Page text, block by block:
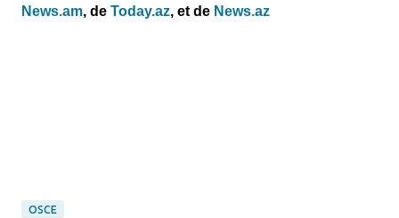
News.am, de Today.az, et de News.az
OSCE